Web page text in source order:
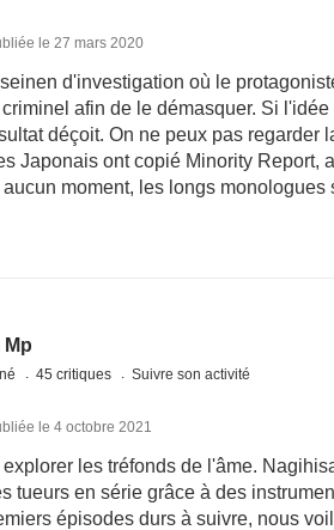
le 27 mars 2020
d'investigation où le
afin de le démasquer. Si
déçoit. On ne peux pas regarder
Japonais ont copié Minority Report,
moment, les longs monologues
Mp
45 critiques Suivre son activité
le 4 octobre 2021
explorer les tréfonds de l'âme.
tueurs en série grâce à des
épisodes durs à suivre, nous